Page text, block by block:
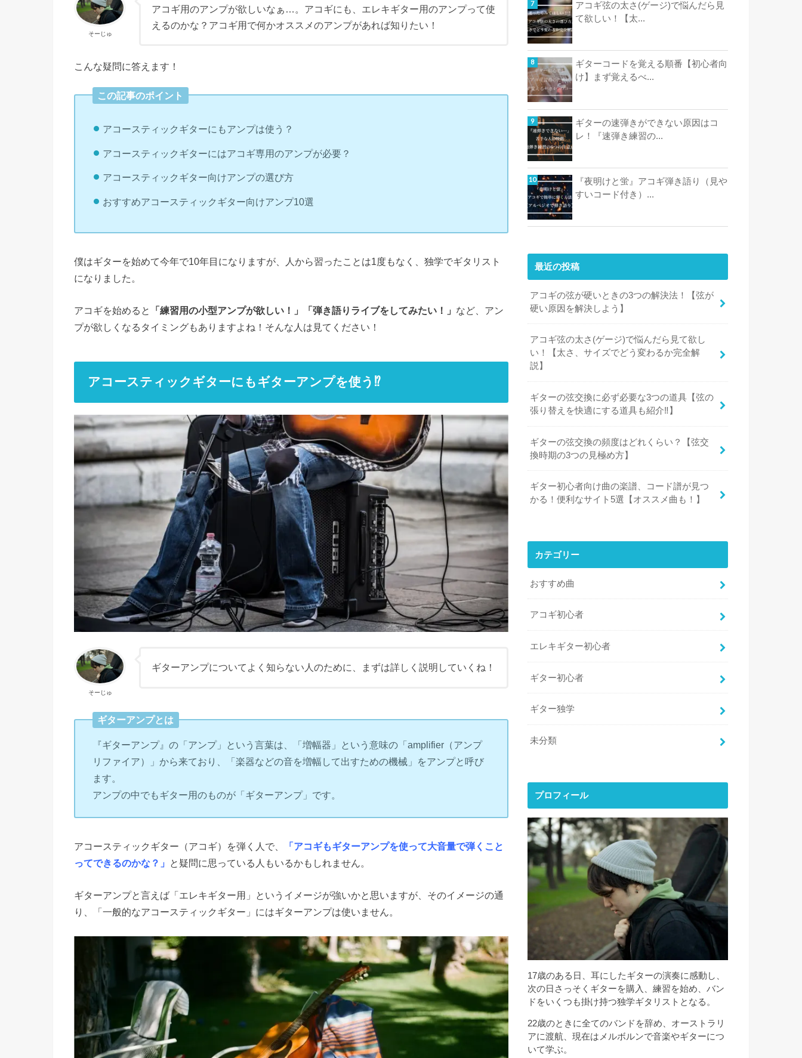
そーじゅ
アコギ用のアンプが欲しいなぁ…。アコギにも、エレキギター用のアンプって使
えるのかな？アコギ用で何かオススメのアンプがあれば知りたい！
こんな疑問に答えます！
この記事のポイント
アコースティックギターにもアンプは使う？
アコースティックギターにはアコギ専用のアンプが必要？
アコースティックギター向けアンプの選び方
おすすめアコースティックギター向けアンプ10選
僕はギターを始めて今年で10年目になりますが、人から習ったことは1度もなく、独学でギタリスト
になりました。
アコギを始めると 「練習用の小型アンプが欲しい！」「弾き語りライブをしてみたい！」 など、アン
プが欲しくなるタイミングもありますよね！そんな人は見てください！
アコースティックギターにもギターアンプを使う⁉︎
そーじゅ
ギターアンプについてよく知らない人のために、まずは詳しく説明していくね！
ギターアンプとは
『ギターアンプ』の「アンプ」という言葉は、「増幅器」という意味の「amplifier（アンプ
リファイア）」から来ており、「楽器などの音を増幅して出すための機械」をアンプと呼び
ます。
アンプの中でもギター用のものが「ギターアンプ」です。
アコースティックギター（アコギ）を弾く人で、
「アコギもギターアンプを使って大音量で弾くこと
ってできるのかな？」
と疑問に思っている人もいるかもしれません。
ギターアンプと言えば「エレキギター用」というイメージが強いかと思いますが、そのイメージの通
り、「一般的なアコースティックギター」にはギターアンプは使いません。
アコギ弦の太さ(ゲージ)で悩んだら見
て欲しい！【太...
ギターコードを覚える順番【初心者向
け】まず覚えるべ...
ギターの速弾きができない原因はコ
レ！『速弾き練習の...
『夜明けと蛍』アコギ弾き語り（見や
すいコード付き）...
最近の投稿
アコギの弦が硬いときの3つの解決法！【弦が
硬い原因を解決しよう】
アコギ弦の太さ(ゲージ)で悩んだら見て欲し
い！【太さ、サイズでどう変わるか完全解
説】
ギターの弦交換に必ず必要な3つの道具【弦の
張り替えを快適にする道具も紹介‼︎】
ギターの弦交換の頻度はどれくらい？【弦交
換時期の3つの見極め方】
ギター初心者向け曲の楽譜、コード譜が見つ
かる！便利なサイト5選【オススメ曲も！】
カテゴリー
おすすめ曲
アコギ初心者
エレキギター初心者
ギター初心者
ギター独学
未分類
プロフィール
17歳のある日、耳にしたギターの演奏に感動し、
次の日さっそくギターを購入、練習を始め、バン
ドをいくつも掛け持つ独学ギタリストとなる。
22歳のときに全てのバンドを辞め、オーストラリ
アに渡航、現在はメルボルンで音楽やギターにつ
いて学ぶ。